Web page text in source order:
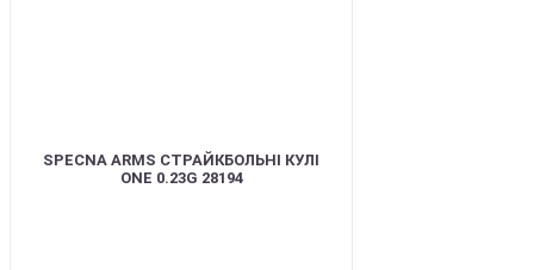
SPECNA ARMS СТРАЙКБОЛЬНІ КУЛІ
ONE 0.23G 28194